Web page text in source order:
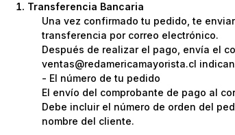
Transferencia Bancaria
Una vez confirmado tu pedido, te
transferencia por correo electrónico.
Después de realizar el pago, envía el
ventas@redamericamayorista.cl
- El número de tu pedido
El envío del comprobante de pago al
Debe incluir el número de orden del
nombre del cliente.